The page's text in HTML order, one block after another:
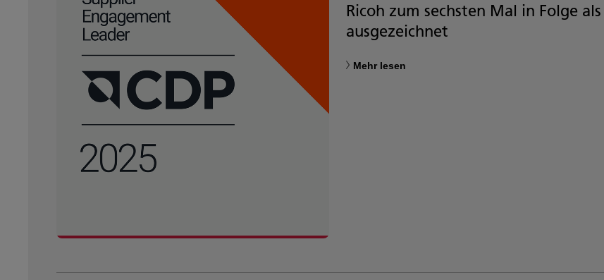
Ricoh zum sechsten Mal in Folge
ausgezeichnet
Mehr lesen